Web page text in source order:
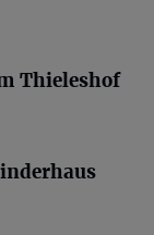
Thieleshof